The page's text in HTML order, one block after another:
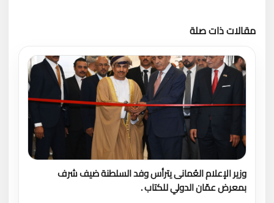
مقالات ذات صلة
وزير الإعلام العُمانى يترأس وفد السلطنة ضيف شرف
بمعرض عمّان الدولي للكتاب .